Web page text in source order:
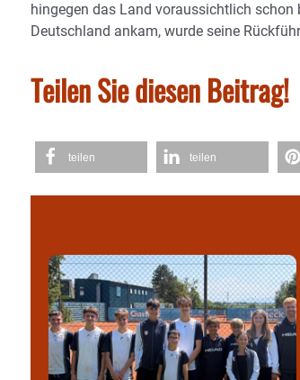
hingegen das Land voraussichtlich
Deutschland ankam, wurde seine
Teilen Sie diesen Beitrag!
teilen teilen